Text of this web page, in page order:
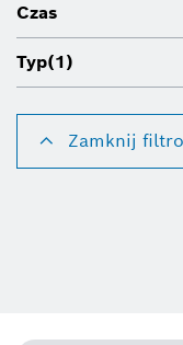
Czas
Typ(1)
Zamknij